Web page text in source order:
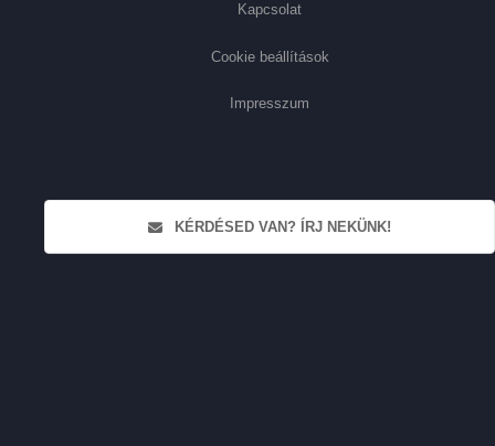
Kapcsolat
Cookie beállítások
Impresszum
KÉRDÉSED VAN? ÍRJ NEKÜNK!